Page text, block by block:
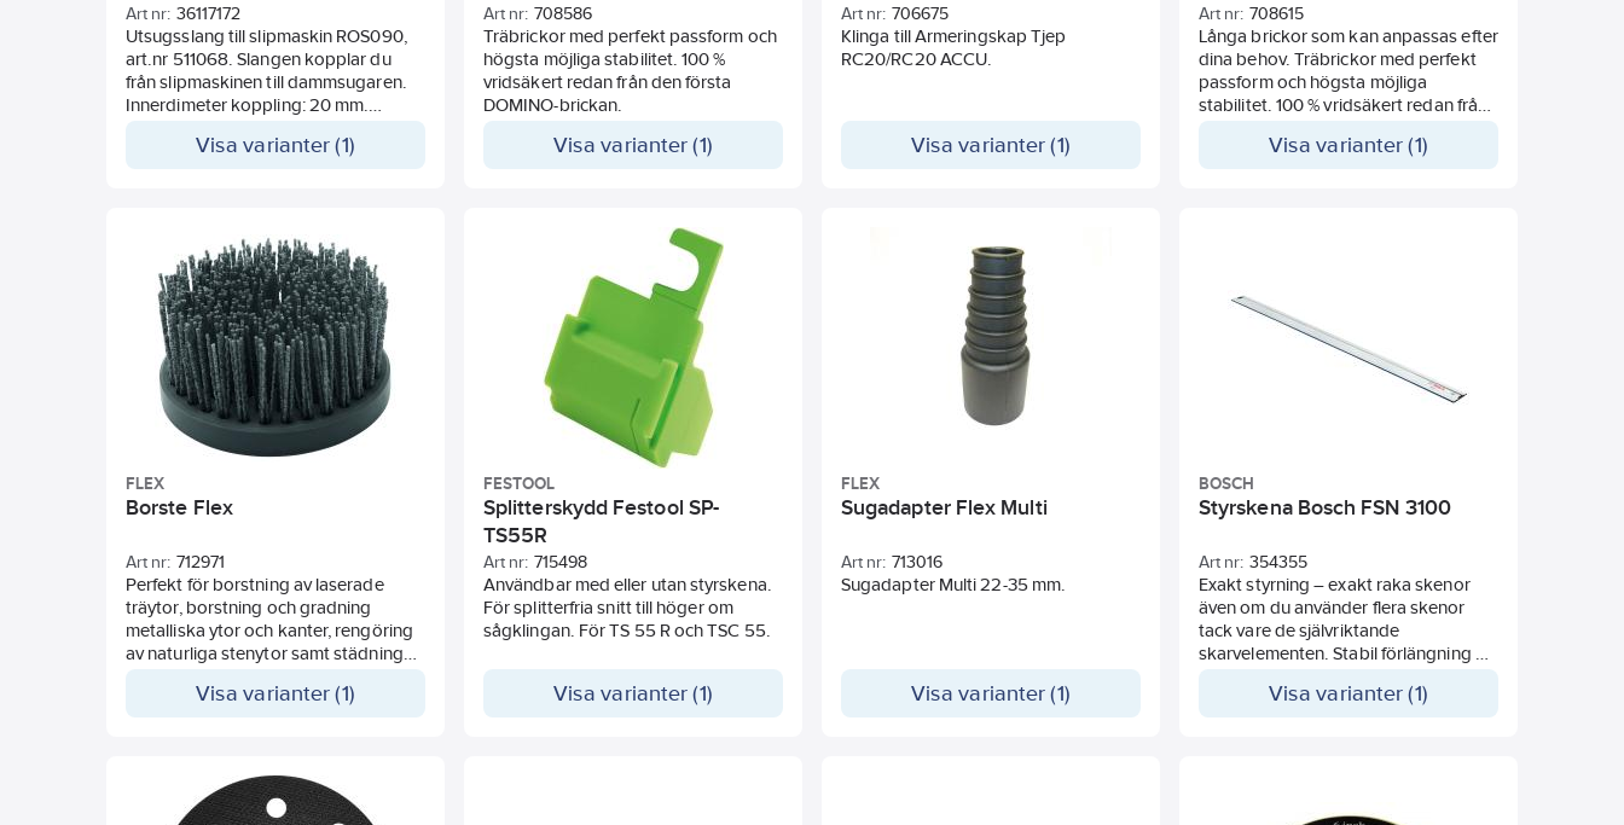
Art nr: 36117172
Utsugsslang till slipmaskin ROS090,
art.nr 511068. Slangen kopplar du
från slipmaskinen till dammsugaren.
Innerdimeter koppling: 20 mm.
Visa varianter (1)
Art nr: 708586
Träbrickor med perfekt passform och
högsta möjliga stabilitet. 100 %
vridsäkert redan från den första
DOMINO-brickan.
Visa varianter (1)
Art nr: 706675
Klinga till Armeringskap Tjep
RC20/RC20 ACCU.
Visa varianter (1)
Art nr: 708615
Långa brickor som kan anpassas efter
dina behov. Träbrickor med perfekt
passform och högsta möjliga
stabilitet. 100 % vridsäkert redan från
Motståndskraftiga mot insekts- och
Visa varianter (1)
FLEX
Borste Flex
Art nr: 712971
Perfekt för borstning av laserade
träytor, borstning och gradning
metalliska ytor och kanter, rengöring
av naturliga stenytor samt städning
De 50 mm höga borsten garanterar
slitstyrka för lång livslängd och
maximal effektivitet. För att undvika
Visa varianter (1)
FESTOOL
Splitterskydd Festool SP-
TS55R
Art nr: 715498
Användbar med eller utan styrskena.
För splitterfria snitt till höger om
sågklingan. För TS 55 R och TSC 55.
Visa varianter (1)
FLEX
Sugadapter Flex Multi
Art nr: 713016
Sugadapter Multi 22-35 mm.
Visa varianter (1)
BOSCH
Styrskena Bosch FSN 3100
Art nr: 354355
Exakt styrning – exakt raka skenor
även om du använder flera skenor
tack vare de självriktande
skarvelementen. Stabil förlängning –
skarvning av styrskenorna. Säker
Visa varianter (1)